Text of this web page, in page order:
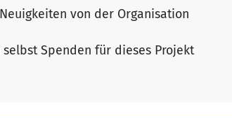
von der Organisation
Spenden für dieses Projekt